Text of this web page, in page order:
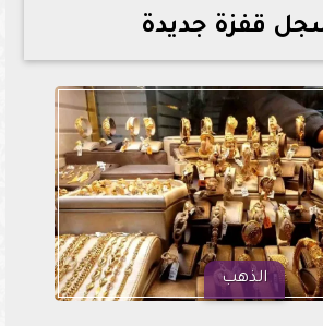
قفزة جديدة
الذهب